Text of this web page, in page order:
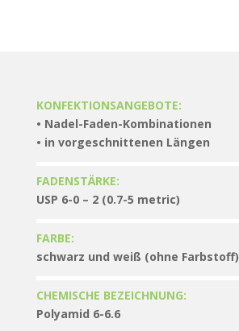
KONFEKTIONSANGEBOTE:
• Nadel-Faden-Kombinationen
• in vorgeschnittenen Längen
FADENSTÄRKE:
USP 6-0 – 2 (0.7-5 metric)
FARBE:
schwarz und weiß (ohne Farbstoff)
CHEMISCHE BEZEICHNUNG:
Polyamid 6-6.6